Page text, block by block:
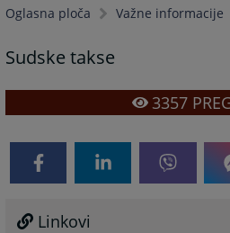
Oglasna ploča Važne informacije
Sudske takse
3357
Linkovi